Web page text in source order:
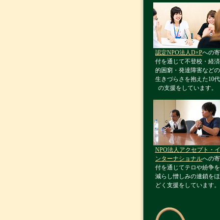
認定NPO法人D×Pへの寄
付を通じて不登校・経済
的困窮・発達障害などの
生きづらさを抱えた10代
の支援をしています。
NPO法人アクセプト・イ
ンターナショナルへの寄
付を通じてテロや紛争を
減らし憎しみの連鎖をほ
どく支援をしています。